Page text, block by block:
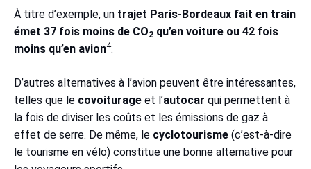
À titre d’exemple, un trajet Paris-Bordeaux fait en train
émet 37 fois moins de CO2 qu’en voiture ou 42 fois
moins qu’en avion4.
D’autres alternatives à l’avion peuvent être intéressantes,
telles que le covoiturage et l’autocar qui permettent à
la fois de diviser les coûts et les émissions de gaz à
effet de serre. De même, le cyclotourisme (c’est-à-dire
le tourisme en vélo) constitue une bonne alternative pour